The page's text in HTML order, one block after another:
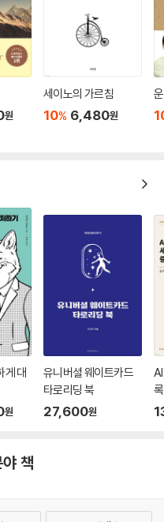
원
세이노의 가르침
10% 6,480원
게 대
원
유니버셜 웨이트카드
타로리딩 북
27,600원
책